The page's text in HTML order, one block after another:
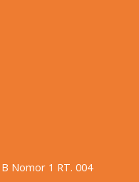
Nomor 1 RT. 004